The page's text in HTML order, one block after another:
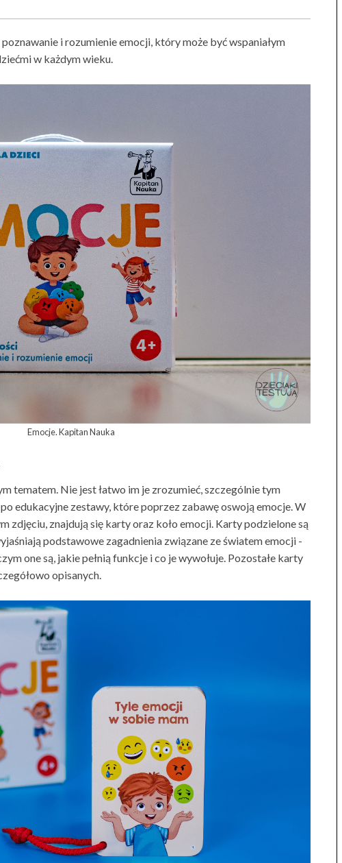
i rozumienie emocji, który może być wspaniałym
w każdym wieku.
Emocje. Kapitan Nauka
tematem. Nie jest łatwo im je zrozumieć, szczególnie tym
edukacyjne zestawy, które poprzez zabawę oswoją emocje. W
zdjęciu, znajdują się karty oraz koło emocji. Karty podzielone są
podstawowe zagadnienia związane ze światem emocji -
one są, jakie pełnią funkcje i co je wywołuje. Pozostałe karty
opisanych.